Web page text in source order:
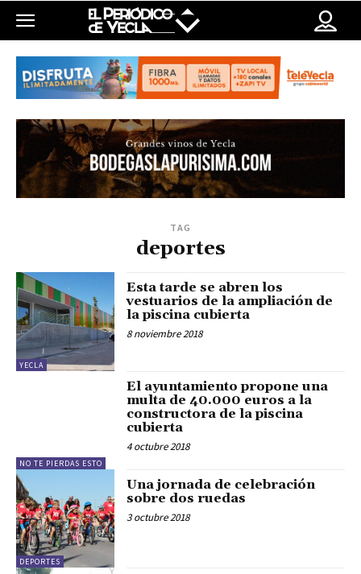
TAG
deportes
YECLA
Esta tarde se abren los
vestuarios de la ampliación de
la piscina cubierta
8 noviembre 2018
NO TE PIERDAS ESTO
El ayuntamiento propone una
multa de 40.000 euros a la
constructora de la piscina
cubierta
4 octubre 2018
DEPORTES
Una jornada de celebración
sobre dos ruedas
3 octubre 2018